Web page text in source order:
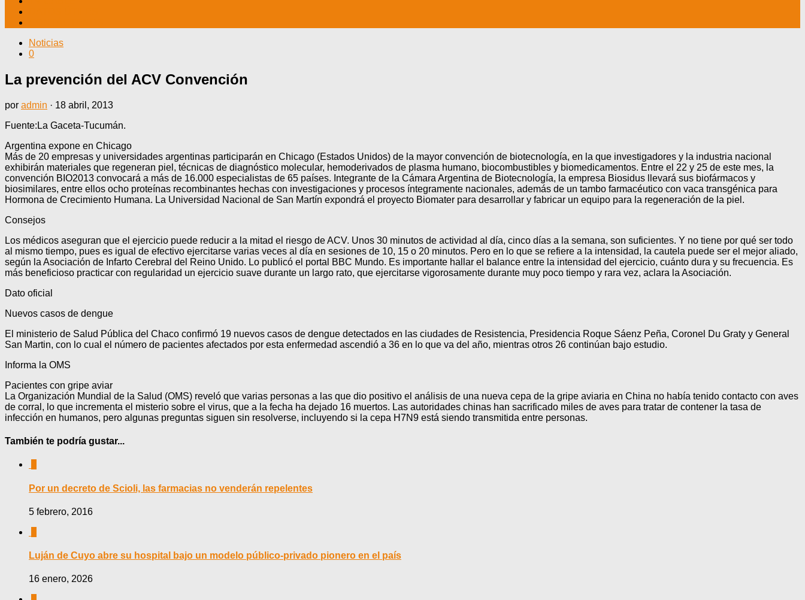
Noticias
0
La prevención del ACV Convención
por admin · 18 abril, 2013
Fuente:La Gaceta-Tucumán.
Argentina expone en Chicago
Más de 20 empresas y universidades argentinas participarán en Chicago (Estados Unidos) de la mayor convención de biotecnología, en la que investigadores y la industria nacional
exhibirán materiales que regeneran piel, técnicas de diagnóstico molecular, hemoderivados de plasma humano, biocombustibles y biomedicamentos. Entre el 22 y 25 de este mes, la
convención BIO2013 convocará a más de 16.000 especialistas de 65 países. Integrante de la Cámara Argentina de Biotecnología, la empresa Biosidus llevará sus biofármacos y
biosimilares, entre ellos ocho proteínas recombinantes hechas con investigaciones y procesos íntegramente nacionales, además de un tambo farmacéutico con vaca transgénica para
Hormona de Crecimiento Humana. La Universidad Nacional de San Martín expondrá el proyecto Biomater para desarrollar y fabricar un equipo para la regeneración de la piel.
Consejos
Los médicos aseguran que el ejercicio puede reducir a la mitad el riesgo de ACV. Unos 30 minutos de actividad al día, cinco días a la semana, son suficientes. Y no tiene por qué ser todo
al mismo tiempo, pues es igual de efectivo ejercitarse varias veces al día en sesiones de 10, 15 o 20 minutos. Pero en lo que se refiere a la intensidad, la cautela puede ser el mejor aliado,
según la Asociación de Infarto Cerebral del Reino Unido. Lo publicó el portal BBC Mundo. Es importante hallar el balance entre la intensidad del ejercicio, cuánto dura y su frecuencia. Es
más beneficioso practicar con regularidad un ejercicio suave durante un largo rato, que ejercitarse vigorosamente durante muy poco tiempo y rara vez, aclara la Asociación.
Dato oficial
Nuevos casos de dengue
El ministerio de Salud Pública del Chaco confirmó 19 nuevos casos de dengue detectados en las ciudades de Resistencia, Presidencia Roque Sáenz Peña, Coronel Du Graty y General
San Martin, con lo cual el número de pacientes afectados por esta enfermedad ascendió a 36 en lo que va del año, mientras otros 26 continúan bajo estudio.
Informa la OMS
Pacientes con gripe aviar
La Organización Mundial de la Salud (OMS) reveló que varias personas a las que dio positivo el análisis de una nueva cepa de la gripe aviaria en China no había tenido contacto con aves
de corral, lo que incrementa el misterio sobre el virus, que a la fecha ha dejado 16 muertos. Las autoridades chinas han sacrificado miles de aves para tratar de contener la tasa de
infección en humanos, pero algunas preguntas siguen sin resolverse, incluyendo si la cepa H7N9 está siendo transmitida entre personas.
También te podría gustar...
Por un decreto de Scioli, las farmacias no venderán repelentes
5 febrero, 2016
Luján de Cuyo abre su hospital bajo un modelo público-privado pionero en el país
16 enero, 2026